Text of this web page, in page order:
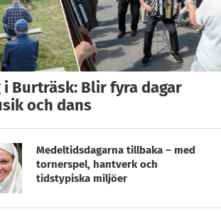
i Burträsk: Blir fyra dagar
och dans
Medeltidsdagarna tillbaka – med
tornerspel, hantverk och
tidstypiska miljöer